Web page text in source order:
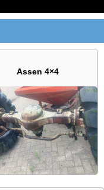
Assen 4×4